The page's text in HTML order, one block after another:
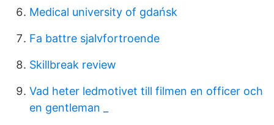
Medical university of gdańsk
Fa battre sjalvfortroende
Skillbreak review
Vad heter ledmotivet till filmen en officer och
en gentleman _